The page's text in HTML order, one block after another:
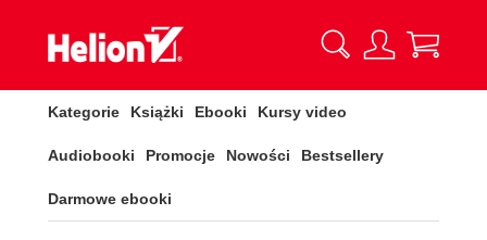
Kategorie Książki Ebooki Kursy video
Audiobooki Promocje Nowości Bestsellery
Darmowe ebooki